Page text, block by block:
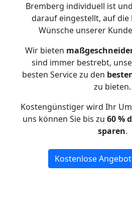
Bremberg individuell ist
darauf eingestellt, auf die
Wünsche unserer
Wir bieten
sind immer bestrebt,
besten Service zu den
zu bieten.
Kostengünstiger wird Ihr
uns können Sie bis zu 60 %
sparen.
Kostenlose